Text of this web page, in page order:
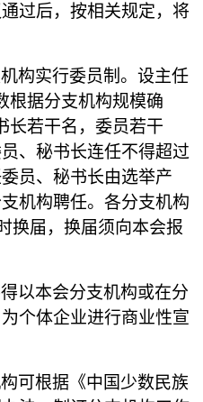
过后，按相关规定，将
构实行委员制。设主任
根据分支机构规模确
长若干名，委员若干
、秘书长连任不得超过
员、秘书长由选举产
机构聘任。各分支机构
换届，换届须向本会报
以本会分支机构或在分
个体企业进行商业性宣
可根据《中国少数民族